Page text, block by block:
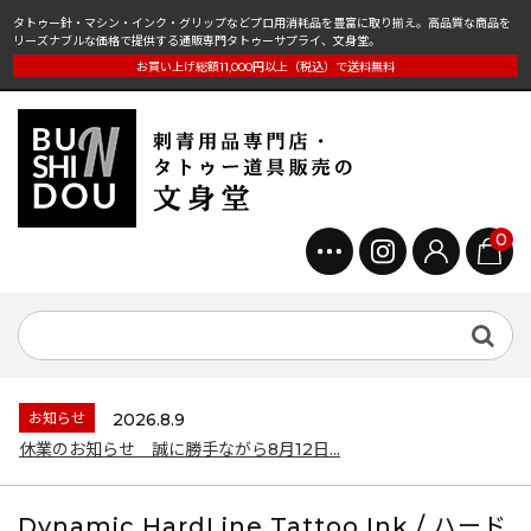
タトゥー針・マシン・インク・グリップなどプロ用消耗品を豊富に取り揃え。高品質な商品を
リーズナブルな価格で提供する通販専門タトゥーサプライ、文身堂。
お買い上げ総額11,000円以上（税込）で送料無料
0
お知らせ
2026.8.9
休業のお知らせ 誠に勝手ながら8月12日...